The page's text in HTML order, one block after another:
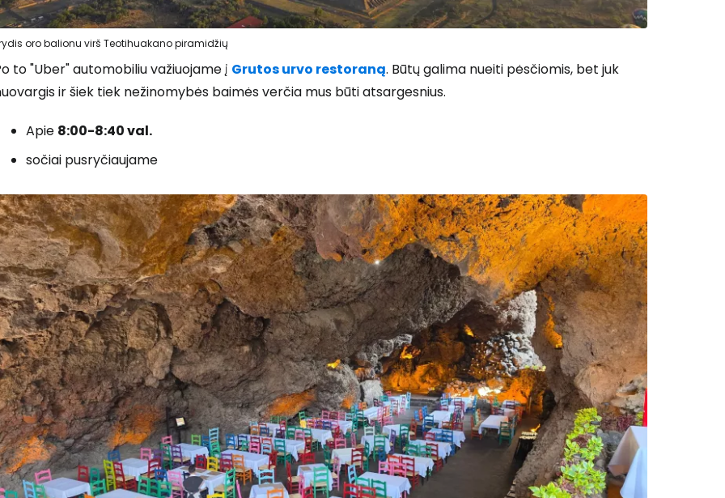
oro balionu virš Teotihuakano piramidžių
to "Uber" automobiliu važiuojame į Grutos urvo restoraną. Būtų galima nueiti pėsčiomis, bet juk
ir šiek tiek nežinomybės baimės verčia mus būti atsargesnius.
Apie 8:00-8:40 val.
sočiai pusryčiaujame